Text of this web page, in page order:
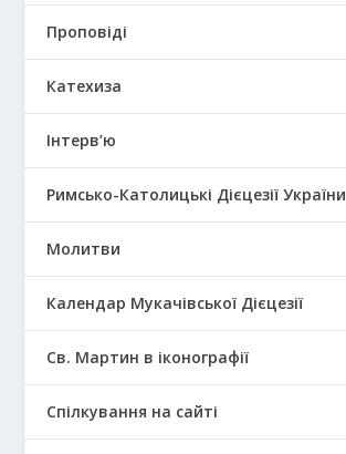
Проповіді
Катехиза
Інтерв’ю
Римсько-Католицькі Дієцезії України
Молитви
Календар Мукачівської Дієцезії
Св. Мартин в іконографії
Спілкування на сайті